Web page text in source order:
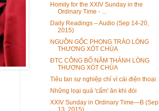
Homily for the XXIV Sunday in the
Ordinary Time - ...
Daily Readings – Audio (Sep 14-20,
2015)
NGUỒN GỐC PHONG TRÀO LÒNG
THƯƠNG XÓT CHÚA
ĐTC CÔNG BỐ NĂM THÁNH LÒNG
THƯƠNG XÓT CHÚA
Tiêu tan sự nghiệp chỉ vì cái điện thoại
Những loại quả 'cấm' ăn khi đói
XXIV Sunday in Ordinary Time—B (Sep
13, 2015)